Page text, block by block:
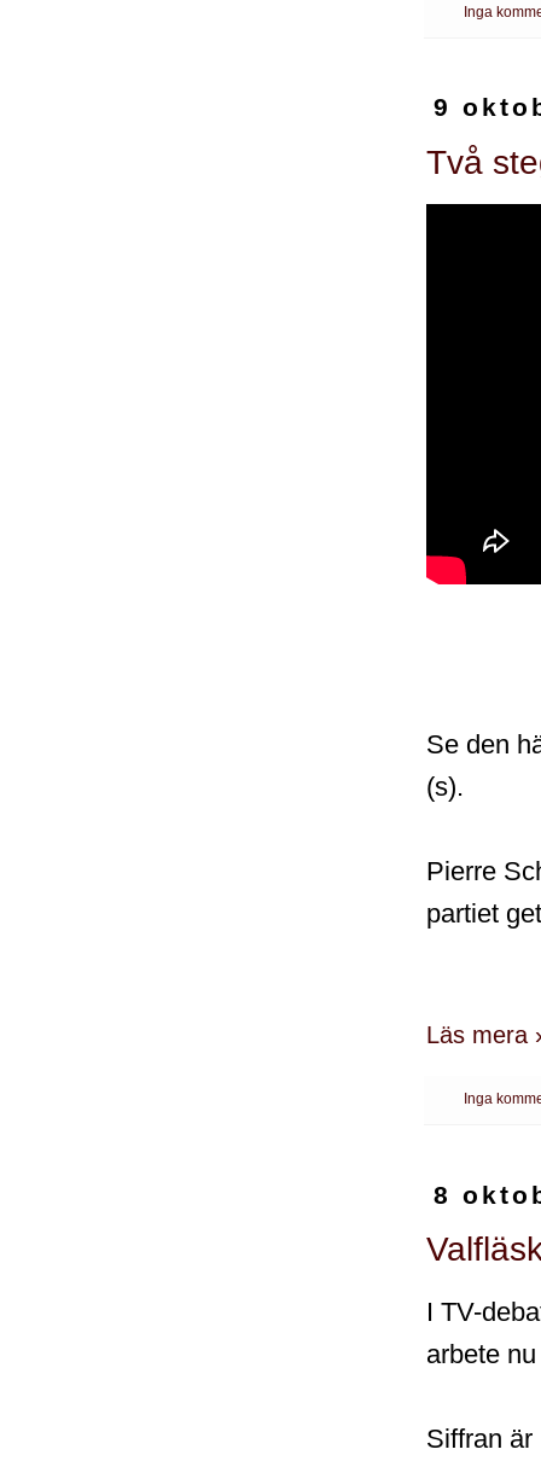
Inga
9
Två
Se den
(s).
Pierre
partiet
Läs mera
Inga
8
I TV-
arbete
Siffran är